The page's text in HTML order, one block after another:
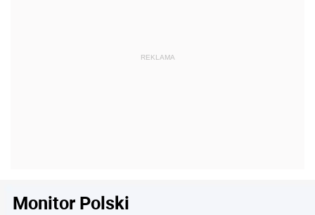
Monitor Polski